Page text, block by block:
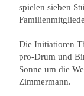
spielen sieben
Die Initiatioren
pro-Drum und
Sonne um die
Zimmermann.